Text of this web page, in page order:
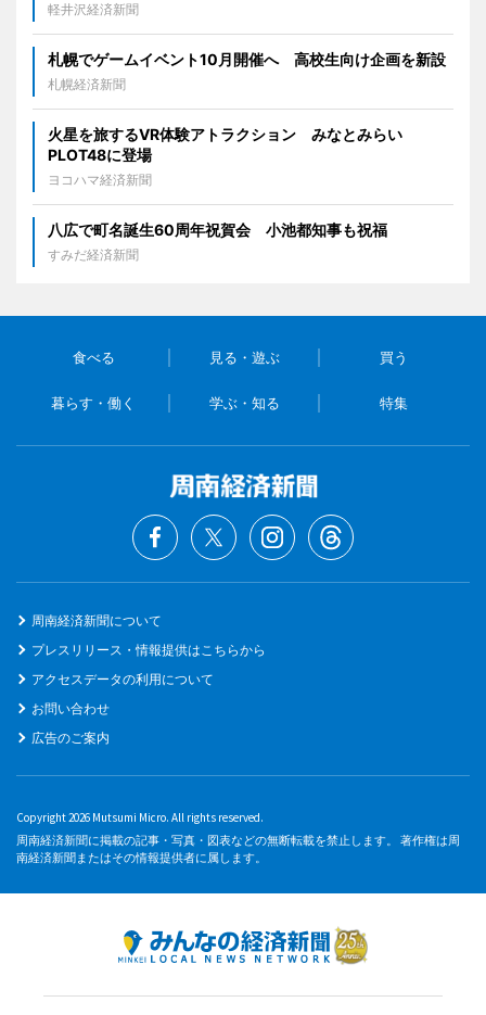
軽井沢経済新聞
札幌でゲームイベント10月開催へ 高校生向け企画を新設
札幌経済新聞
火星を旅するVR体験アトラクション みなとみらい
PLOT48に登場
ヨコハマ経済新聞
八広で町名誕生60周年祝賀会 小池都知事も祝福
すみだ経済新聞
食べる 見る・遊ぶ 買う
暮らす・働く 学ぶ・知る 特集
周南経済新聞について
プレスリリース・情報提供はこちらから
アクセスデータの利用について
お問い合わせ
広告のご案内
Copyright 2026 Mutsumi Micro. All rights reserved.
周南経済新聞に掲載の記事・写真・図表などの無断転載を禁止します。 著作権は周
南経済新聞またはその情報提供者に属します。